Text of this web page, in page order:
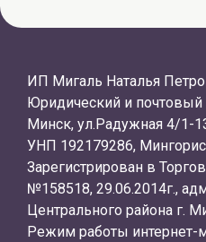
ИП Мигаль Наталья
Юридический и почтовый
Минск, ул.Радужная 4/1-
УНП 192179286,
Зарегистрирован в
№158518, 29.06.2014г.,
Центрального района г.
Режим работы интернет-